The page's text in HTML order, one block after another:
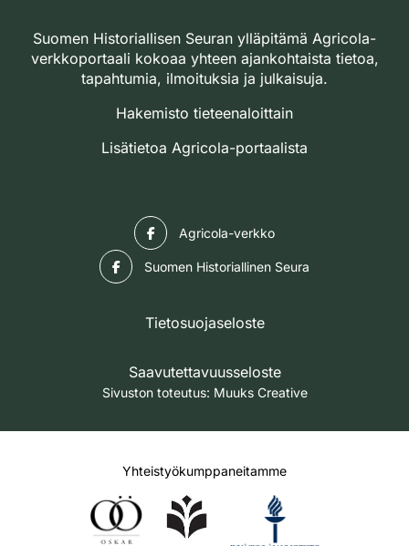
Suomen Historiallisen Seuran ylläpitämä Agricola-
verkkoportaali kokoaa yhteen ajankohtaista tietoa,
tapahtumia, ilmoituksia ja julkaisuja.
Hakemisto tieteenaloittain
Lisätietoa Agricola-portaalista
Agricola-verkko
Suomen Historiallinen Seura
Tietosuojaseloste
Saavutettavuusseloste
Sivuston toteutus: Muuks Creative
Yhteistyökumppaneitamme